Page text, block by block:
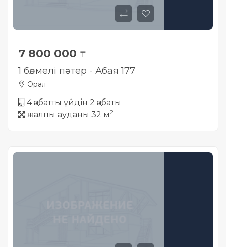
7 800 000 ₸
1 бөлмелі пәтер - Абая 177
Орал
4 қабатты үйдін 2 қабаты
жалпы ауданы 32 м2